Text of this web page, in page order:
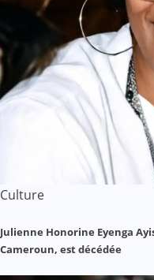
Culture
Julienne Honorine Eyenga
Cameroun, est décédée